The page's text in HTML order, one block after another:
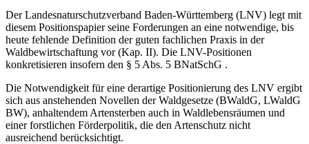
Der Landesnaturschutzverband Baden-Württemberg (LNV) legt mit
diesem Positionspapier seine Forderungen an eine notwendige, bis
heute fehlende Definition der guten fachlichen Praxis in der
Waldbewirtschaftung vor (Kap. II). Die LNV-Positionen
konkretisieren insofern den § 5 Abs. 5 BNatSchG .
Die Notwendigkeit für eine derartige Positionierung des LNV ergibt
sich aus anstehenden Novellen der Waldgesetze (BWaldG, LWaldG
BW), anhaltendem Artensterben auch in Waldlebensräumen und
einer forstlichen Förderpolitik, die den Artenschutz nicht
ausreichend berücksichtigt.